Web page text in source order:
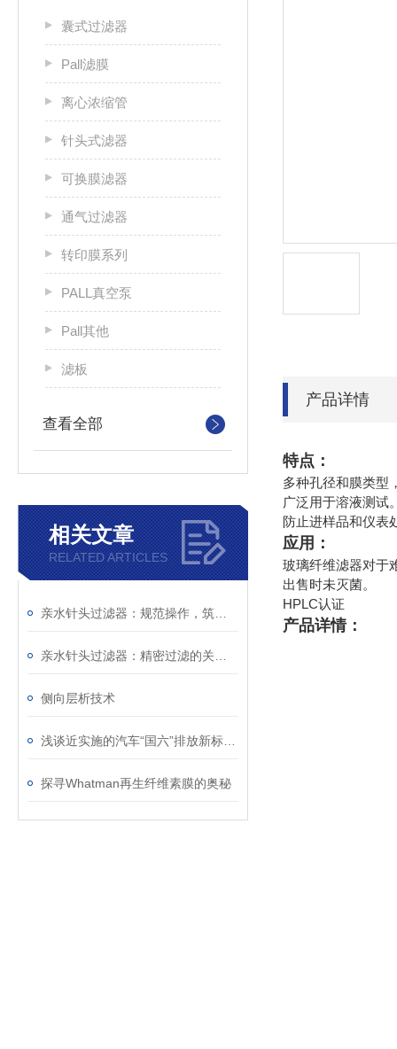
囊式过滤器
Pall滤膜
离心浓缩管
针头式滤器
可换膜滤器
通气过滤器
转印膜系列
PALL真空泵
Pall其他
滤板
查看全部
相关文章
RELATED ARTICLES
侧向层析技术
探寻Whatman再生纤维素膜的奥秘
产品详情
特点：
多种孔径和膜类型
广泛用于溶液测试
防止进样品和仪表
应用：
玻璃纤维滤器对于
出售时未灭菌。
HPLC认证
产品详情：